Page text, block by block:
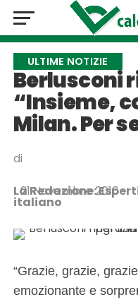
ULTIME NOTIZIE
Berlusconi
“Insieme,
Milan. Per
di
La Redazione:
italiano
21 Novembre 2016
“Grazie, grazie,
emozionante e